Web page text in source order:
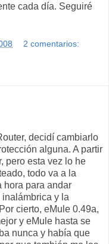
cada día. Seguiré
2 comentarios:
decidí cambiarlo
alguna. A partir
pero esta vez lo he
todo va a la
hora para andar
y la
cierto, eMule 0.49a,
y eMule hasta se
nunca y había que